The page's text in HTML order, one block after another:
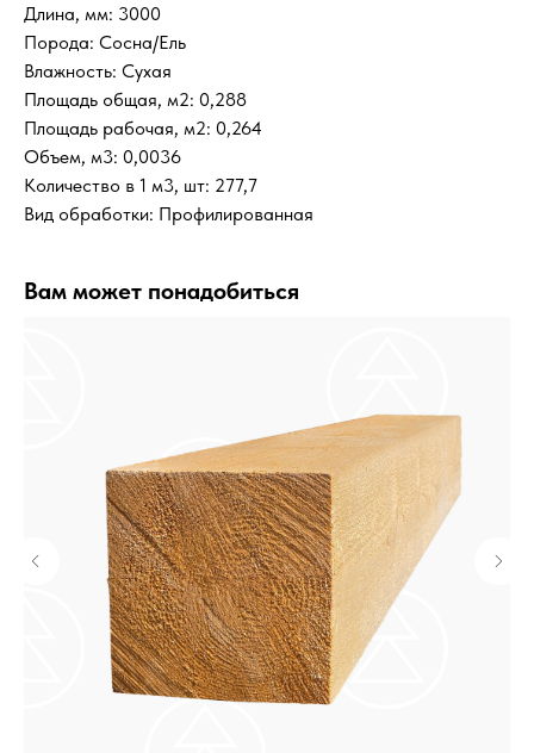
КУпить билет
Длина, мм: 3000
Порода: Сосна/Ель
Влажность: Сухая
Площадь общая, м2: 0,288
Площадь рабочая, м2: 0,264
Объем, м3: 0,0036
Количество в 1 м3, шт: 277,7
Вид обработки: Профилированная
Вам может понадобиться